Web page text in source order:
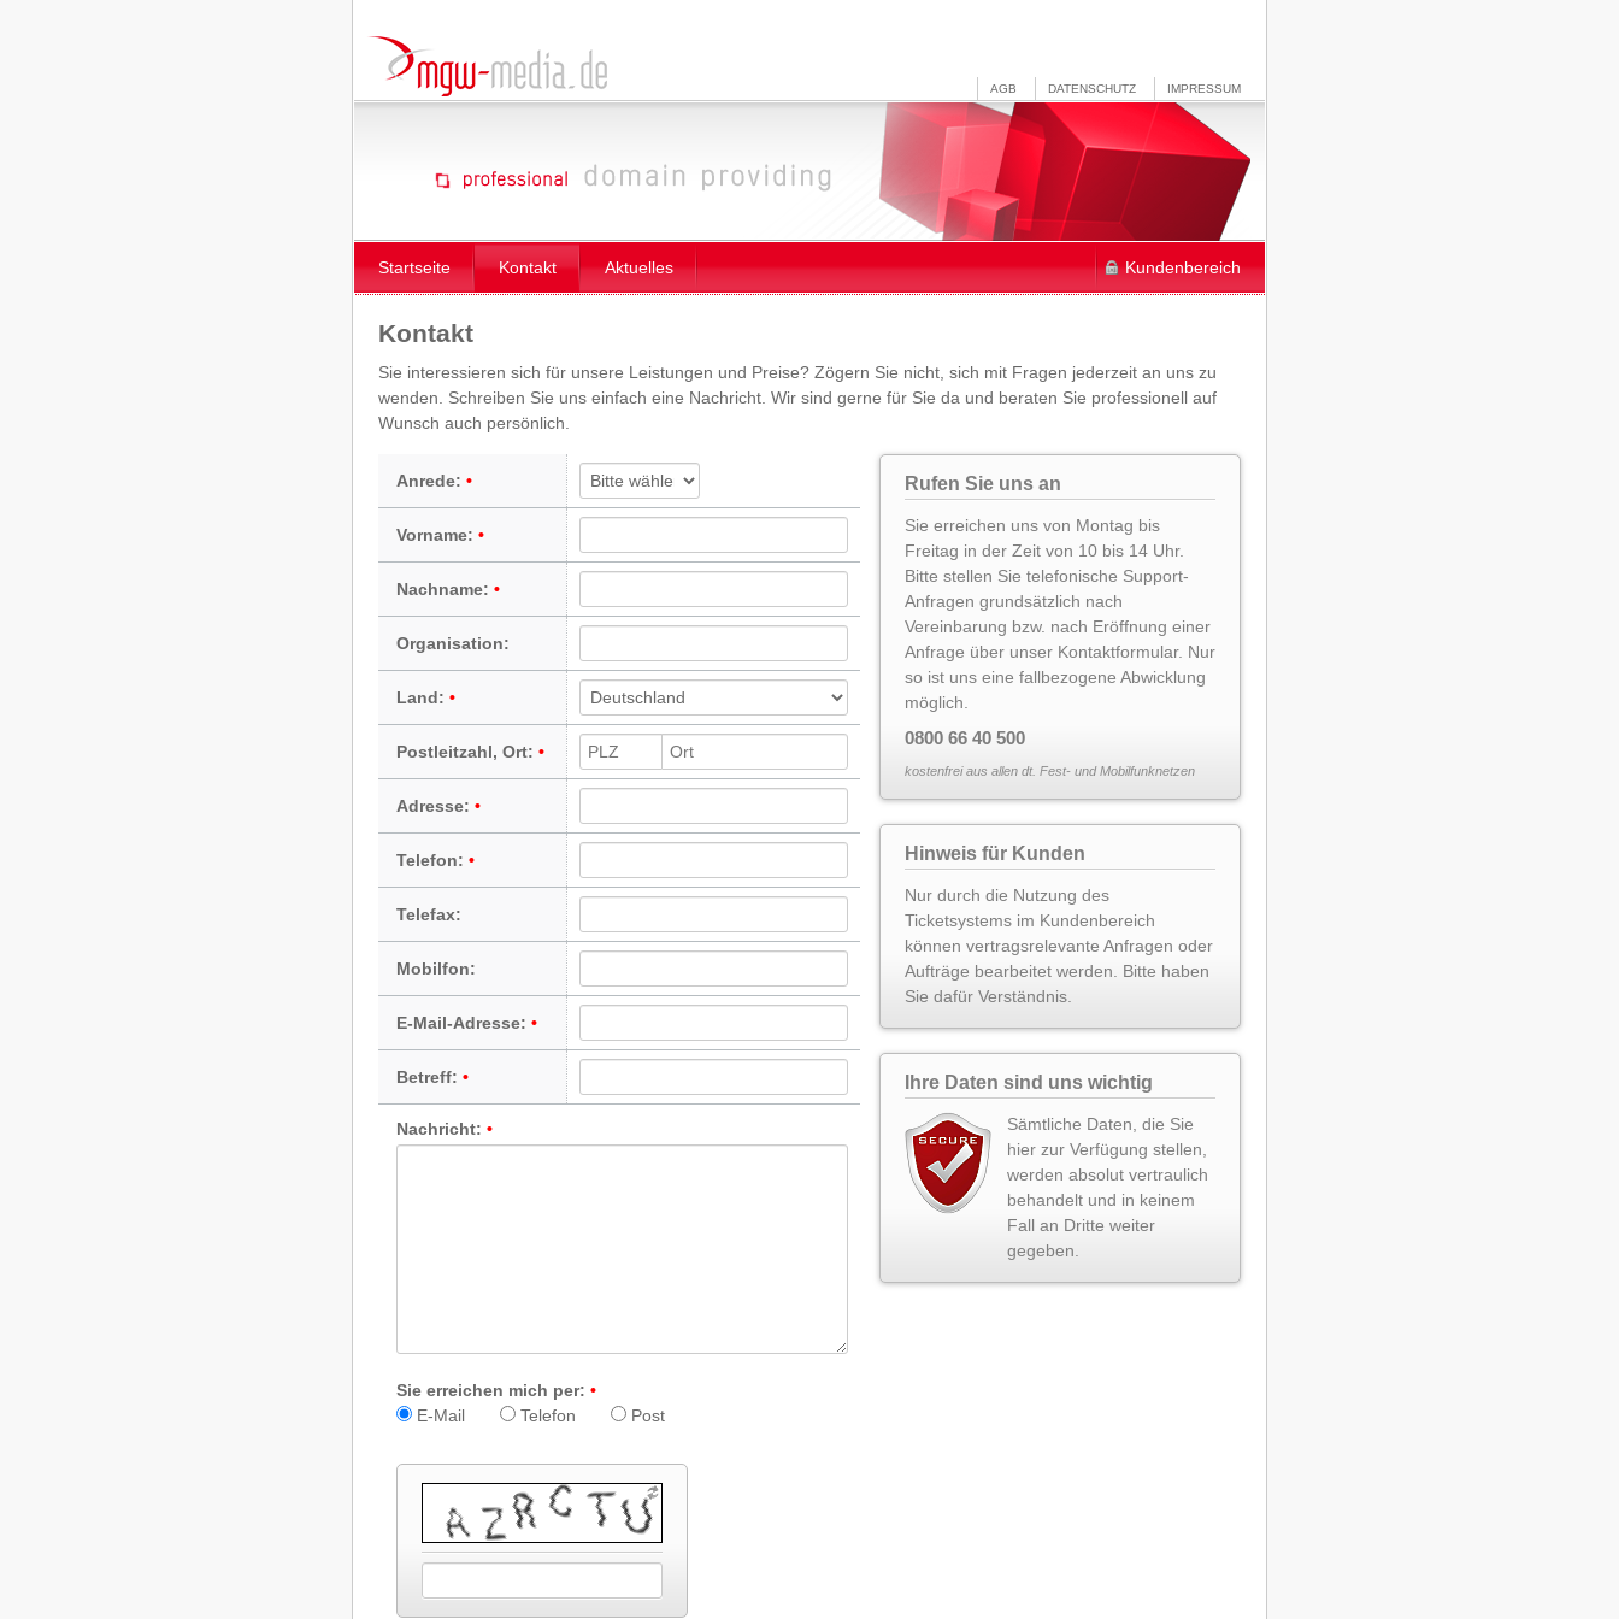
Startseite Kontakt Aktuelles Kundenbereich
AGB DATENSCHUTZ IMPRESSUM
Kontakt
Sie interessieren sich für unsere Leistungen und Preise? Zögern Sie nicht, sich mit Fragen jederzeit an uns zu
wenden. Schreiben Sie uns einfach eine Nachricht. Wir sind gerne für Sie da und beraten Sie professionell auf
Wunsch auch persönlich.
Anrede:
Vorname:
Nachname:
Organisation:
Land:
Postleitzahl, Ort:
Adresse:
Telefon:
Telefax:
Mobilfon:
E-Mail-Adresse:
Betreff:
Nachricht:
Sie erreichen mich per:
E-Mail
Telefon Post
Rufen Sie uns an
Sie erreichen uns von Montag bis
Freitag in der Zeit von 10 bis 14 Uhr.
Bitte stellen Sie telefonische Support-
Anfragen grundsätzlich nach
Vereinbarung bzw. nach Eröffnung einer
Anfrage über unser Kontaktformular. Nur
so ist uns eine fallbezogene Abwicklung
möglich.
0800 66 40 500
kostenfrei aus allen dt. Fest- und Mobilfunknetzen
Hinweis für Kunden
Nur durch die Nutzung des
Ticketsystems im Kundenbereich
können vertragsrelevante Anfragen oder
Aufträge bearbeitet werden. Bitte haben
Sie dafür Verständnis.
Ihre Daten sind uns wichtig
Sämtliche Daten, die Sie
hier zur Verfügung stellen,
werden absolut vertraulich
behandelt und in keinem
Fall an Dritte weiter
gegeben.